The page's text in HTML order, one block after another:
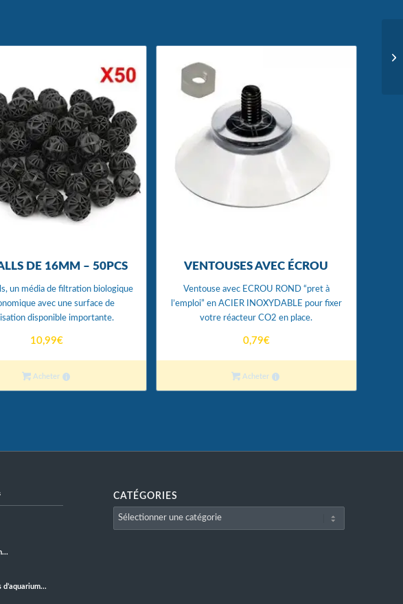
DE 16MM – 50PCS
un média de filtration biologique
avec une surface de
disponible importante.
10,99€
Acheter
VENTOUSES AVEC ÉCROU
Ventouse avec ECROU ROND “pret à
l’emploi” en ACIER INOXYDABLE pour fixer
votre réacteur CO2 en place.
0,79€
Acheter
CATÉGORIES